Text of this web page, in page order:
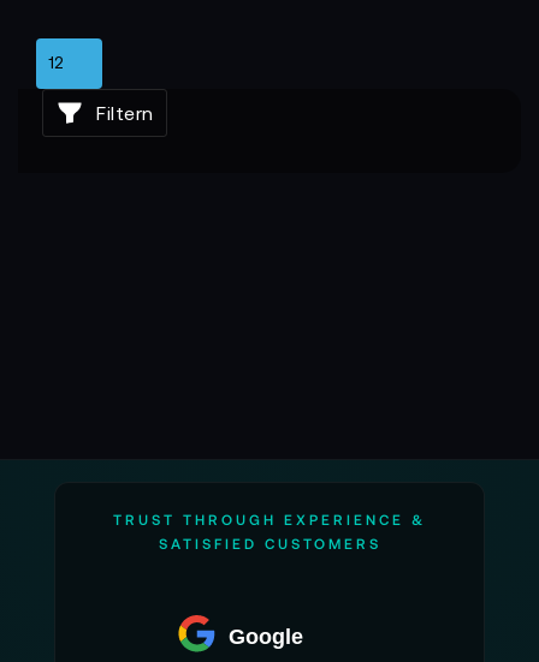
Wie 360°-Film zur neuen Erzählform wird
Mit 360° Kameras von Z CAM wird das Publikum Teil
wollen. Hier entsteht kein Bildausschnitt, sondern ein
Filtern
TRUST THROUGH EXPERIENCE &
SATISFIED CUSTOMERS
Google